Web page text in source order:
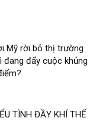
Mỹ rời bỏ thị trường
đang đẩy cuộc khủng
TÌNH ĐẦY KHÍ THẾ